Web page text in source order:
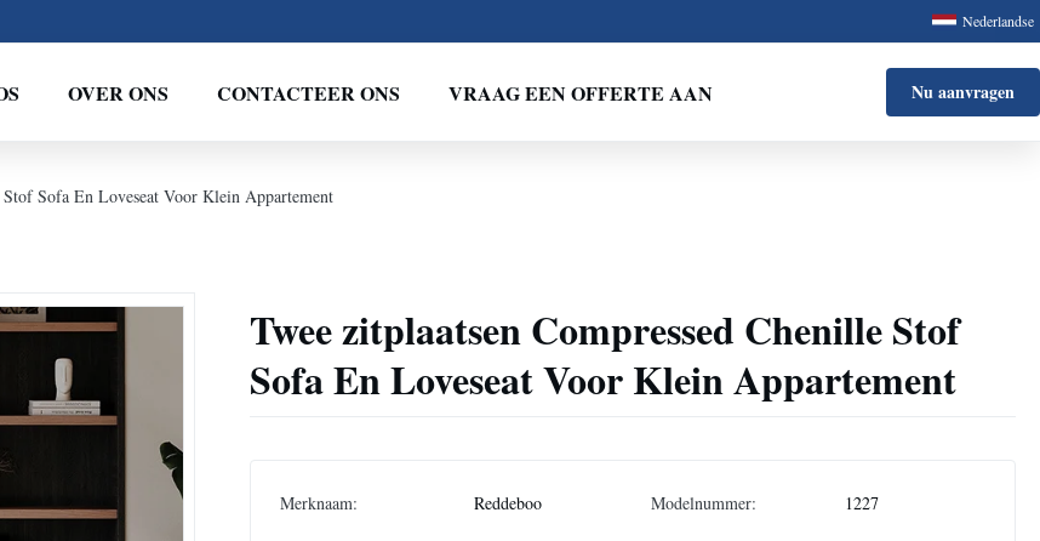
Nederlandse
OVER ONS CONTACTEER ONS VRAAG EEN OFFERTE AAN Nu aanvragen
Sofa En Loveseat Voor Klein Appartement
Twee zitplaatsen Compressed Chenille Stof
Sofa En Loveseat Voor Klein Appartement
Merknaam: Reddeboo Modelnummer: 1227